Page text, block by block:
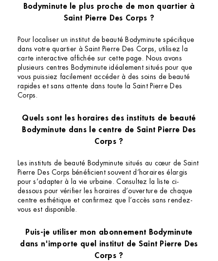
Bodyminute le plus proche de mon quartier à
Saint Pierre Des Corps ?
Pour localiser un institut de beauté Bodyminute spécifique
dans votre quartier à Saint Pierre Des Corps, utilisez la
carte interactive affichée sur cette page. Nous avons
plusieurs centres Bodyminute idéalement situés pour que
vous puissiez facilement accéder à des soins de beauté
rapides et sans attente dans toute la Saint Pierre Des
Corps.
Quels sont les horaires des instituts de beauté
Bodyminute dans le centre de Saint Pierre Des
Corps ?
Les instituts de beauté Bodyminute situés au cœur de Saint
Pierre Des Corps bénéficient souvent d’horaires élargis
pour s’adapter à la vie urbaine. Consultez la liste ci-
dessous pour vérifier les horaires d’ouverture de chaque
centre esthétique et confirmez que l’accès sans rendez-
vous est disponible.
Puis-je utiliser mon abonnement Bodyminute
dans n'importe quel institut de Saint Pierre Des
Corps ?